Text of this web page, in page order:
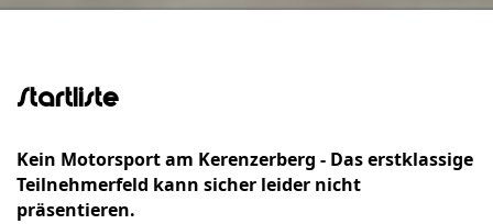
Startliste
Kein Motorsport am Kerenzerberg - Das erstklassige
Teilnehmerfeld kann sicher leider nicht
präsentieren.